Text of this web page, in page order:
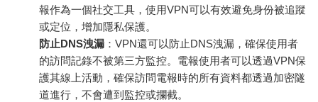
報作為一個社交工具，使用VPN可以有效避免身份被追蹤
或定位，增加隱私保護。
防止DNS洩漏 ：VPN還可以防止DNS洩漏，確保使用者
的訪問記錄不被第三方監控。電報使用者可以透過VPN保
護其線上活動，確保訪問電報時的所有資料都透過加密隧
道進行，不會遭到監控或攔截。